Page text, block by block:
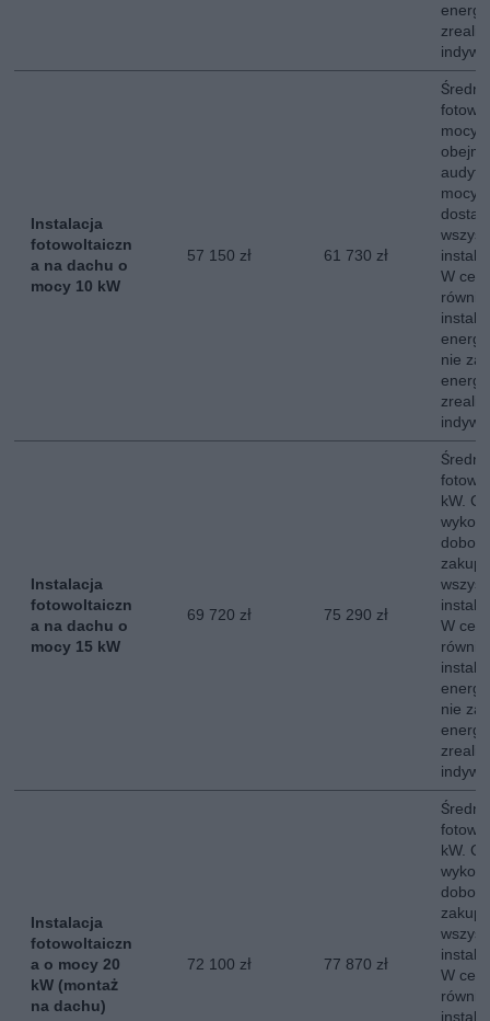
Instalacja
fotowoltaiczn
a na dachu o
mocy 10 kW
57 150 zł 61 730 zł
Średni
mocy
mocy
W
nie
Instalacja
fotowoltaiczn
a na dachu o
mocy 15 kW
69 720 zł 75 290 zł
Średni
kW.
W
nie
Instalacja
fotowoltaiczn
a o mocy 20
kW (montaż
na dachu)
72 100 zł 77 870 zł
Średni
kW.
W